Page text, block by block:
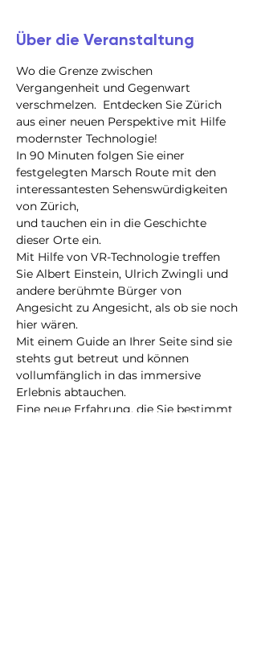
Über die Veranstaltung
Wo die Grenze zwischen
Vergangenheit und Gegenwart
verschmelzen.  Entdecken Sie Zürich
aus einer neuen Perspektive mit Hilfe
modernster Technologie!
In 90 Minuten folgen Sie einer
festgelegten Marsch Route mit den
interessantesten Sehenswürdigkeiten
von Zürich,
und tauchen ein in die Geschichte
dieser Orte ein.
Mit Hilfe von VR-Technologie treffen
Sie Albert Einstein, Ulrich Zwingli und
andere berühmte Bürger von
Angesicht zu Angesicht, als ob sie noch
hier wären.
Mit einem Guide an Ihrer Seite sind sie
stehts gut betreut und können
vollumfänglich in das immersive
Erlebnis abtauchen.
Eine neue Erfahrung, die Sie bestimmt